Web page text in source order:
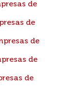
de
de
de
de
de